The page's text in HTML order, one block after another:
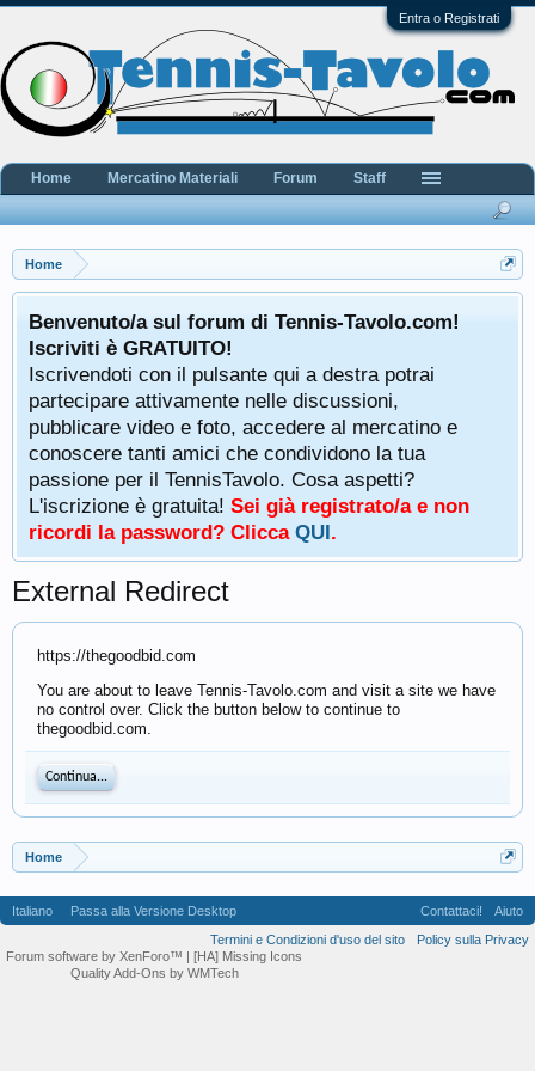
Entra o Registrati
Home
Benvenuto/a sul forum di Tennis-Tavolo.com!
Iscriviti è GRATUITO!
Iscrivendoti con il pulsante qui a destra potrai
partecipare attivamente nelle discussioni,
pubblicare video e foto, accedere al mercatino e
conoscere tanti amici che condividono la tua
passione per il TennisTavolo. Cosa aspetti?
L'iscrizione è gratuita! Sei già registrato/a e non
ricordi la password? Clicca QUI.
External Redirect
https://thegoodbid.com
You are about to leave Tennis-Tavolo.com and visit a site we have
no control over. Click the button below to continue to
thegoodbid.com.
Continua...
Home
Home Mercatino Materiali Forum Staff
Italiano Passa alla Versione Desktop Contattaci!
Aiuto
Termini e Condizioni d'uso del sito
Policy sulla Privacy
Forum software by XenForo™ | [HA] Missing Icons
Quality Add-Ons by WMTech